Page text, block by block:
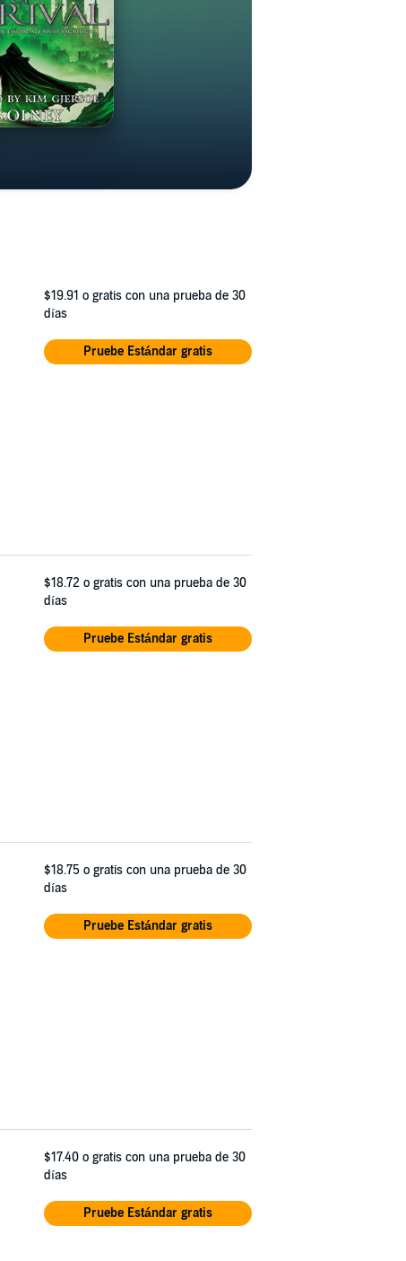
$19.91 o gratis con una prueba de 30
días
Pruebe Estándar gratis
$18.72 o gratis con una prueba de 30
días
Pruebe Estándar gratis
$18.75 o gratis con una prueba de 30
días
Pruebe Estándar gratis
$17.40 o gratis con una prueba de 30
días
Pruebe Estándar gratis